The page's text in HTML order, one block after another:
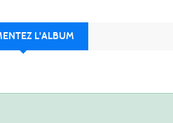
L'ALBUM